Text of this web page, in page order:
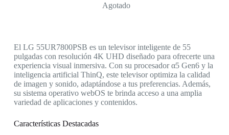
Agotado
El LG 55UR7800PSB es un televisor inteligente de 55
pulgadas con resolución 4K UHD diseñado para ofrecerte una
experiencia visual inmersiva. Con su procesador α5 Gen6 y la
inteligencia artificial ThinQ, este televisor optimiza la calidad
de imagen y sonido, adaptándose a tus preferencias. Además,
su sistema operativo webOS te brinda acceso a una amplia
variedad de aplicaciones y contenidos.
Características Destacadas